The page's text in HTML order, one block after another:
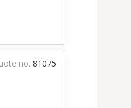
no.81075